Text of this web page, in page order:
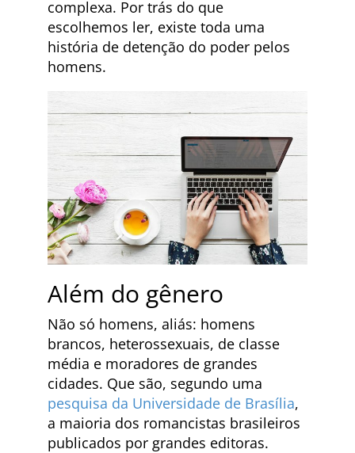
complexa. Por trás do que
escolhemos ler, existe toda uma
história de detenção do poder pelos
homens.
Além do gênero
Não só homens, aliás: homens
brancos, heterossexuais, de classe
média e moradores de grandes
cidades. Que são, segundo uma
pesquisa da Universidade de Brasília,
a maioria dos romancistas brasileiros
publicados por grandes editoras.